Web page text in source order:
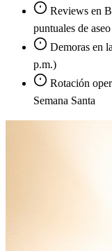
Reviews en
puntuales de aseo
Demoras en
p.m.)
Rotación
Semana Santa